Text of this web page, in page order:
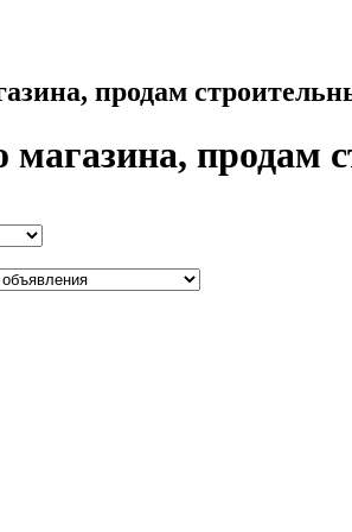
продам
магазина, продам